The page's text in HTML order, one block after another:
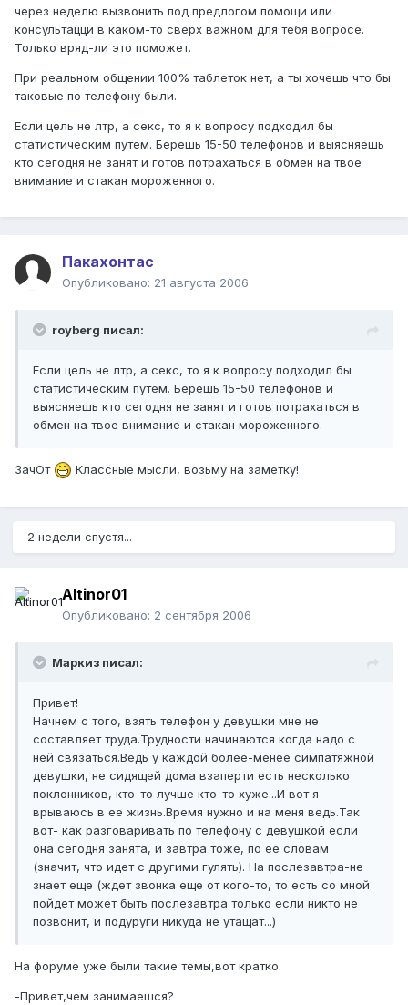
через неделю вызвонить под предлогом помощи или
консультацци в каком-то сверх важном для тебя вопросе.
Только вряд-ли это поможет.
При реальном общении 100% таблеток нет, а ты хочешь что бы
таковые по телефону были.
Если цель не лтр, а секс, то я к вопросу подходил бы
статистическим путем. Берешь 15-50 телефонов и выясняешь
кто сегодня не занят и готов потрахаться в обмен на твое
внимание и стакан мороженного.
Пакахонтас
Опубликовано: 21 августа 2006
royberg писал:
Если цель не лтр, а секс, то я к вопросу подходил бы
статистическим путем. Берешь 15-50 телефонов и
выясняешь кто сегодня не занят и готов потрахаться в
обмен на твое внимание и стакан мороженного.
ЗачОт Классные мысли, возьму на заметку!
2 недели спустя...
Altinor01
Опубликовано: 2 сентября 2006
Маркиз писал:
Привет!
Начнем с того, взять телефон у девушки мне не
составляет труда.Трудности начинаются когда надо с
ней связаться.Ведь у каждой более-менее симпатяжной
девушки, не сидящей дома взаперти есть несколько
поклонников, кто-то лучше кто-то хуже...И вот я
врываюсь в ее жизнь.Время нужно и на меня ведь.Так
вот- как разговаривать по телефону с девушкой если
она сегодня занята, и завтра тоже, по ее словам
(значит, что идет с другими гулять). На послезавтра-не
знает еще (ждет звонка еще от кого-то, то есть со мной
пойдет может быть послезавтра только если никто не
позвонит, и подуруги никуда не утащат...)
На форуме уже были такие темы,вот кратко.
-Привет,чем занимаешся?